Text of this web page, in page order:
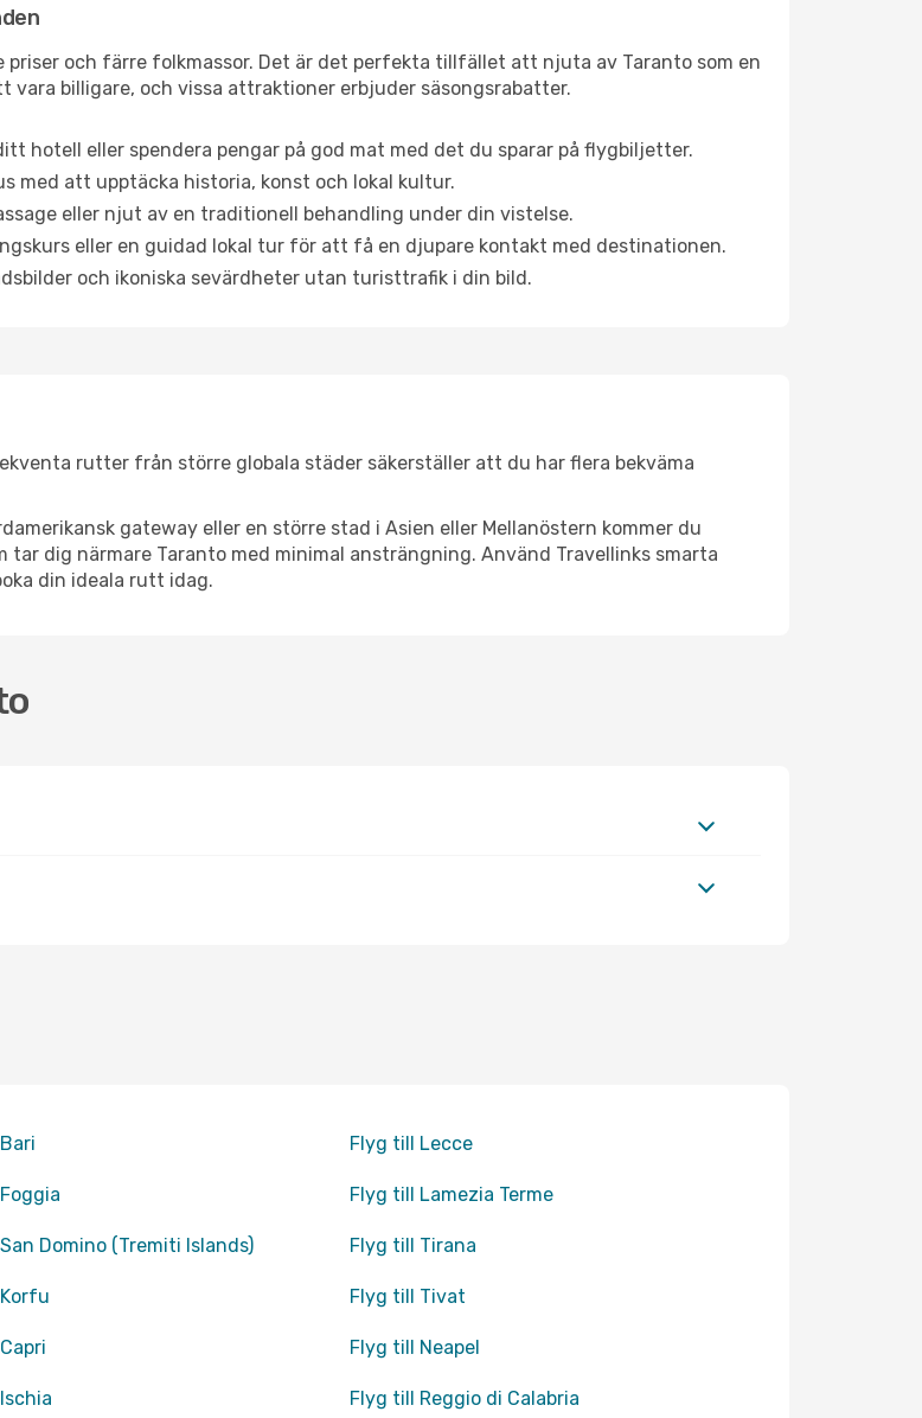
och färre folkmassor. Det är det perfekta tillfället att njuta av Taranto som en
billigare, och vissa attraktioner erbjuder säsongsrabatter.
hotell eller spendera pengar på god mat med det du sparar på flygbiljetter.
med att upptäcka historia, konst och lokal kultur.
eller njut av en traditionell behandling under din vistelse.
eller en guidad lokal tur för att få en djupare kontakt med destinationen.
och ikoniska sevärdheter utan turisttrafik i din bild.
rutter från större globala städer säkerställer att du har flera bekväma
gateway eller en större stad i Asien eller Mellanöstern kommer du
dig närmare Taranto med minimal ansträngning. Använd Travellinks smarta
din ideala rutt idag.
Flyg till Lecce
Flyg till Lamezia Terme
Domino (Tremiti Islands) Flyg till Tirana
Flyg till Tivat
Flyg till Neapel
Flyg till Reggio di Calabria